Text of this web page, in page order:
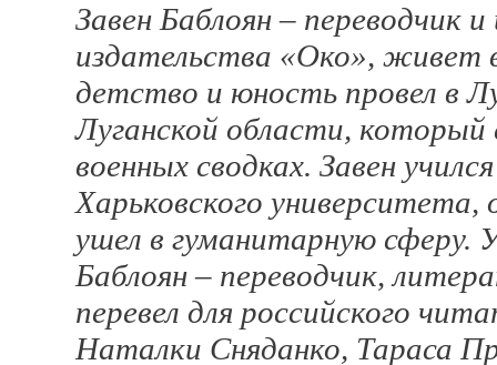
Завен Баблоян – переводчик
издательства «Око», живет
детство и юность провел в
Луганской области, который
военных сводках. Завен
Харьковского университета,
ушел в гуманитарную сферу.
Баблоян – переводчик,
перевел для российского
Наталки Сняданко, Тараса